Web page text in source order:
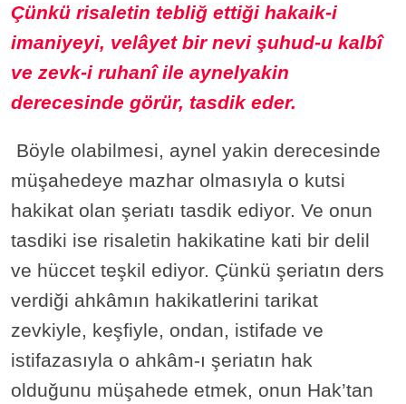
Çünkü risaletin tebliğ ettiği hakaik-i
imaniyeyi, velâyet bir nevi şuhud-u kalbî
ve zevk-i ruhanî ile aynelyakin
derecesinde görür, tasdik eder.
Böyle olabilmesi, aynel yakin derecesinde
müşahedeye mazhar olmasıyla o kutsi
hakikat olan şeriatı tasdik ediyor. Ve onun
tasdiki ise risaletin hakikatine kati bir delil
ve hüccet teşkil ediyor. Çünkü şeriatın ders
verdiği ahkâmın hakikatlerini tarikat
zevkiyle, keşfiyle, ondan, istifade ve
istifazasıyla o ahkâm-ı şeriatın hak
olduğunu müşahede etmek, onun Hak’tan